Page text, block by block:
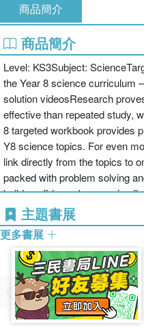
商品簡介
商品簡介
Level: KS3Subject:
the Year 8 science curriculum
solution videosResearch
effective than repeated study,
8 targeted workbook provides
Y8 science topics. For even
link directly from the topics to
packed with problem solving
build confidence by ensuring
taught at Key Stage 3· online
主題書展
更多書展